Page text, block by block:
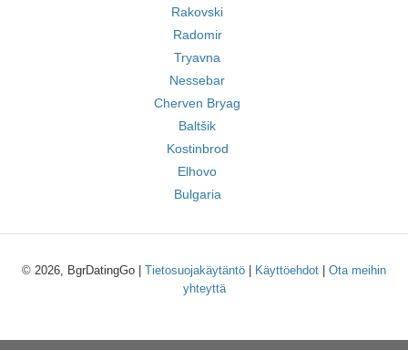
Rakovski
Radomir
Tryavna
Nessebar
Cherven Bryag
Baltšik
Kostinbrod
Elhovo
Bulgaria
© 2026, BgrDatingGo | Tietosuojakäytäntö Käyttöehdot
Ota meihin
yhteyttä